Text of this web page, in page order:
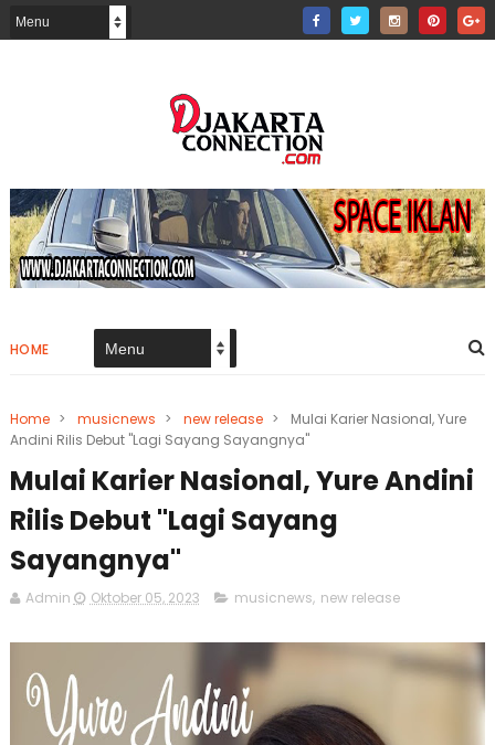
HOME
Home > musicnews > new release >
Mulai Karier Nasional, Yure
Andini Rilis Debut "Lagi Sayang Sayangnya"
Mulai Karier Nasional, Yure Andini
Rilis Debut "Lagi Sayang
Sayangnya"
Admin Oktober 05, 2023 musicnews, new release